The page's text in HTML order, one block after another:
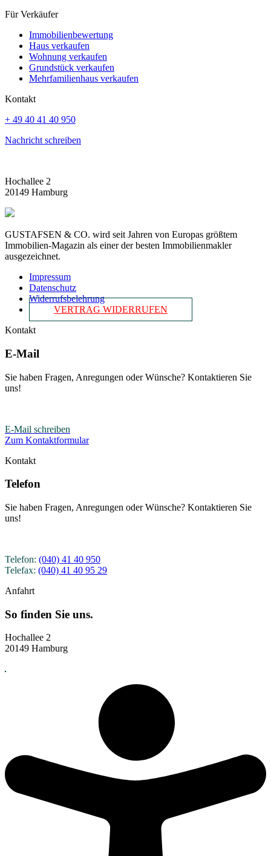
Für Verkäufer
Immobilienbewertung
Haus verkaufen
Wohnung verkaufen
Grundstück verkaufen
Mehrfamilienhaus verkaufen
Kontakt
+ 49 40 41 40 950
Nachricht schreiben
Hochallee 2
20149 Hamburg
GUSTAFSEN & CO. wird seit Jahren von Europas größtem
Immobilien-Magazin als einer der besten Immobilienmakler
ausgezeichnet.
Impressum
Datenschutz
Widerrufsbelehrung
VERTRAG WIDERRUFEN
Kontakt
E-Mail
Sie haben Fragen, Anregungen oder Wünsche? Kontaktieren Sie
uns!
E-Mail schreiben
Zum Kontaktformular
Kontakt
Telefon
Sie haben Fragen, Anregungen oder Wünsche? Kontaktieren Sie
uns!
Telefon: (040) 41 40 950
Telefax: (040) 41 40 95 29
Anfahrt
So finden Sie uns.
Hochallee 2
20149 Hamburg